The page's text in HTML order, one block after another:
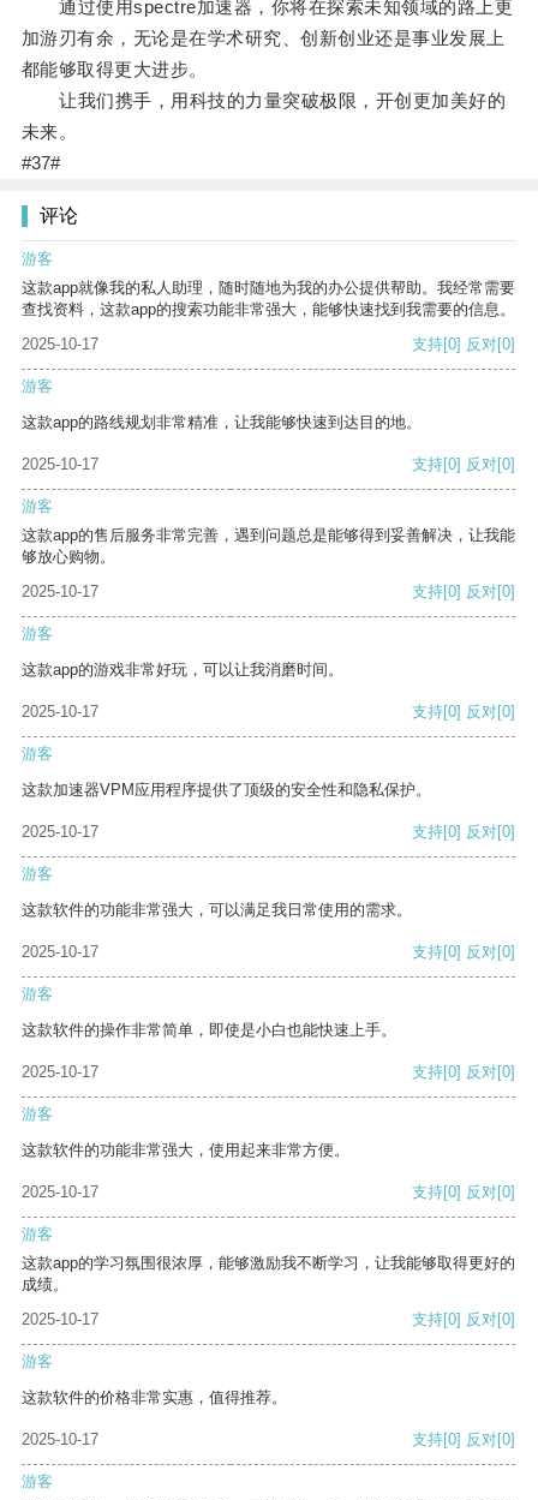
通过使用spectre加速器，你将在探索未知领域的路上更
加游刃有余，无论是在学术研究、创新创业还是事业发展上
都能够取得更大进步。
让我们携手，用科技的力量突破极限，开创更加美好的
未来。
#37#
评论
游客
这款app就像我的私人助理，随时随地为我的办公提供帮助。我经常需要
查找资料，这款app的搜索功能非常强大，能够快速找到我需要的信息。
2025-10-17
支持[0] 反对[0]
游客
这款app的路线规划非常精准，让我能够快速到达目的地。
2025-10-17 支持[0] 反对[0]
游客
这款app的售后服务非常完善，遇到问题总是能够得到妥善解决，让我能
够放心购物。
2025-10-17
支持[0] 反对[0]
游客
这款app的游戏非常好玩，可以让我消磨时间。
2025-10-17 支持[0] 反对[0]
游客
这款加速器VPM应用程序提供了顶级的安全性和隐私保护。
2025-10-17 支持[0] 反对[0]
游客
这款软件的功能非常强大，可以满足我日常使用的需求。
2025-10-17 支持[0] 反对[0]
游客
这款软件的操作非常简单，即使是小白也能快速上手。
2025-10-17 支持[0] 反对[0]
游客
这款软件的功能非常强大，使用起来非常方便。
2025-10-17 支持[0] 反对[0]
游客
这款app的学习氛围很浓厚，能够激励我不断学习，让我能够取得更好的
成绩。
2025-10-17
支持[0] 反对[0]
游客
这款软件的价格非常实惠，值得推荐。
2025-10-17 支持[0] 反对[0]
游客